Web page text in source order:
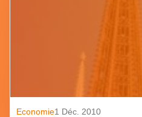
Economie1 Déc. 2010